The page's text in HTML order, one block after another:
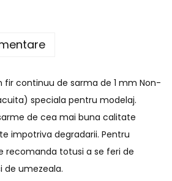
fir continuu de sarma de 1 mm Non-
speciala pentru modelaj.
de cea mai buna calitate
impotriva degradarii. Pentru
recomanda totusi a se feri de
de umezeala.